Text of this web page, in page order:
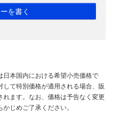
を書く
日本国内における希望小売価格で
て特別価格が適用される場合、販
ます。なお、価格は予告なく変更
じめご了承ください。